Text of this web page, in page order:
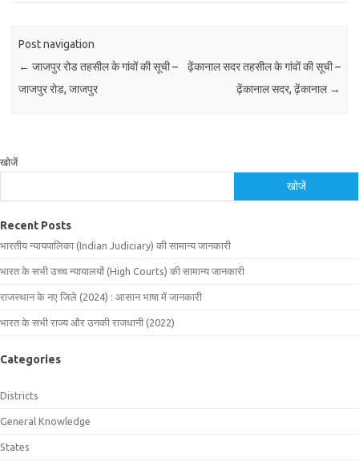
Post navigation
← जाजपुर रोड तहसील के गांवों की सूची –
जाजपुर रोड, जाजपुर
ढ़ेंकानाल सदर तहसील के गांवों की सूची –
ढ़ेंकानाल सदर, ढ़ेंकानाल →
खोजें
खोजें
Recent Posts
भारतीय न्यायपालिका (Indian Judiciary) की सामान्य जानकारी
भारत के सभी उच्च न्यायालयों (High Courts) की सामान्य जानकारी
राजस्थान के नए जिले (2024) : आसान भाषा में जानकारी
भारत के सभी राज्य और उनकी राजधानी (2022)
Categories
Districts
General Knowledge
States